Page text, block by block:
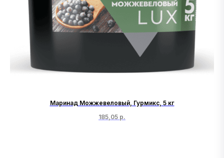
Маринад Можжевеловый, Гурмикс, 5 кг
185,05 р.